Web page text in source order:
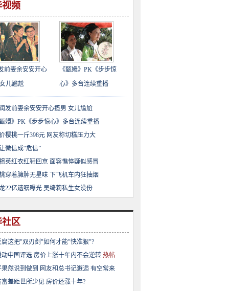
频
前妻余安安开心
儿尴尬
《甄嬛》PK《步步惊
心》多台连续重播
发前妻余安安开心揽男 女儿尴尬
嬛》PK《步步惊心》多台连续重播
樱桃一斤398元 网友称切糕压力大
微信成“危信”
英红衣红鞋回京 面容憔悴疑似感冒
穿着臃肿无星味 下飞机车内狂抽烟
22亿遗嘱曝光 吴绮莉私生女没份
区
腐这把"双刃剑"如何才能"快准狠"?
动中国评选 房价上涨十年内不会逆转 热帖
然说到做到 网友和总书记邂逅 有空常来
差距世所少见 房价还涨十年?